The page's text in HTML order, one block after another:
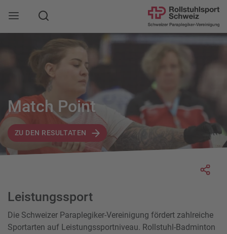
Mobile Navigation öffnen
Suche
Match Point
ZU DEN RESULTATEN
Leistungssport
Die Schweizer Paraplegiker-Vereinigung fördert zahlreiche
Sportarten auf Leistungssportniveau. Rollstuhl-Badminton